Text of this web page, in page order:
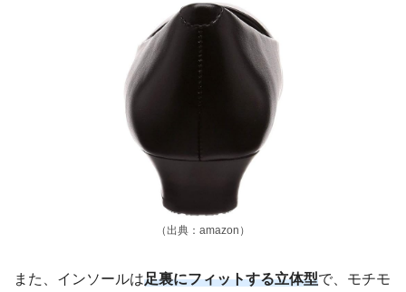
（出典：amazon）
また、インソールは足裏にフィットする立体型で、モチモ